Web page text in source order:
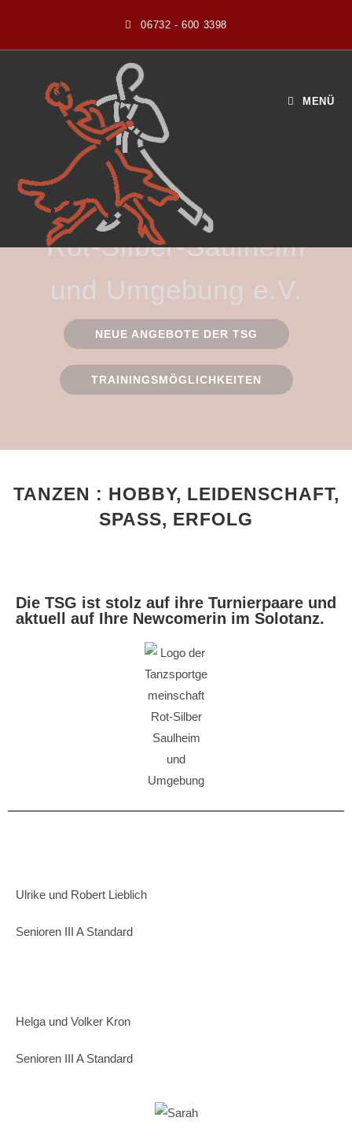
06732 - 600 3398
MENÜ
HERZLICH WILLKOMMEN BEI DER
TSG
Rot-Silber-Saulheim
und Umgebung e.V.
NEUE ANGEBOTE DER TSG
TRAININGSMÖGLICHKEITEN
TANZEN : HOBBY, LEIDENSCHAFT,
SPASS, ERFOLG
Die TSG ist stolz auf ihre Turnierpaare und
aktuell auf Ihre Newcomerin im Solotanz.
Ulrike und Robert Lieblich
Senioren III A Standard
Helga und Volker Kron
Senioren III A Standard